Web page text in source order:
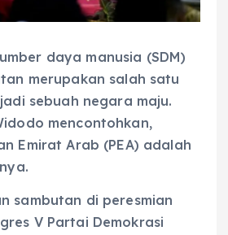
daya manusia (SDM)
merupakan salah satu
sebuah negara maju.
mencontohkan,
Emirat Arab (PEA) adalah
sambutan di peresmian
V Partai Demokrasi